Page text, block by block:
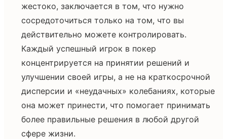
жестоко, заключается в том, что нужно
сосредоточиться только на том, что вы
действительно можете контролировать.
Каждый успешный игрок в покер
концентрируется на принятии решений и
улучшении своей игры, а не на краткосрочной
дисперсии и «неудачных» колебаниях, которые
она может принести, что помогает принимать
более правильные решения в любой другой
сфере жизни.